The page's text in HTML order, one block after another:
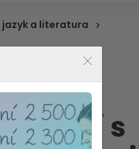
jazyk a literatura
hra -
s